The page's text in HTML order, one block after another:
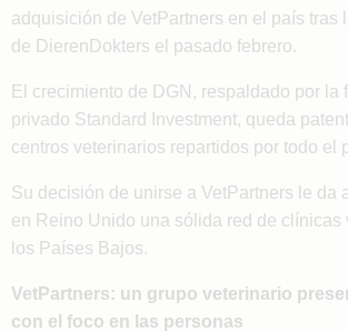
adquisición de VetPartners en el país tras
de DierenDokters el pasado febrero.
El crecimiento de DGN, respaldado por la
privado Standard Investment, queda
centros veterinarios repartidos por todo el
Su decisión de unirse a VetPartners le da
en Reino Unido una sólida red de clínicas
los Países Bajos.
VetPartners: un grupo veterinario
con el foco en las personas